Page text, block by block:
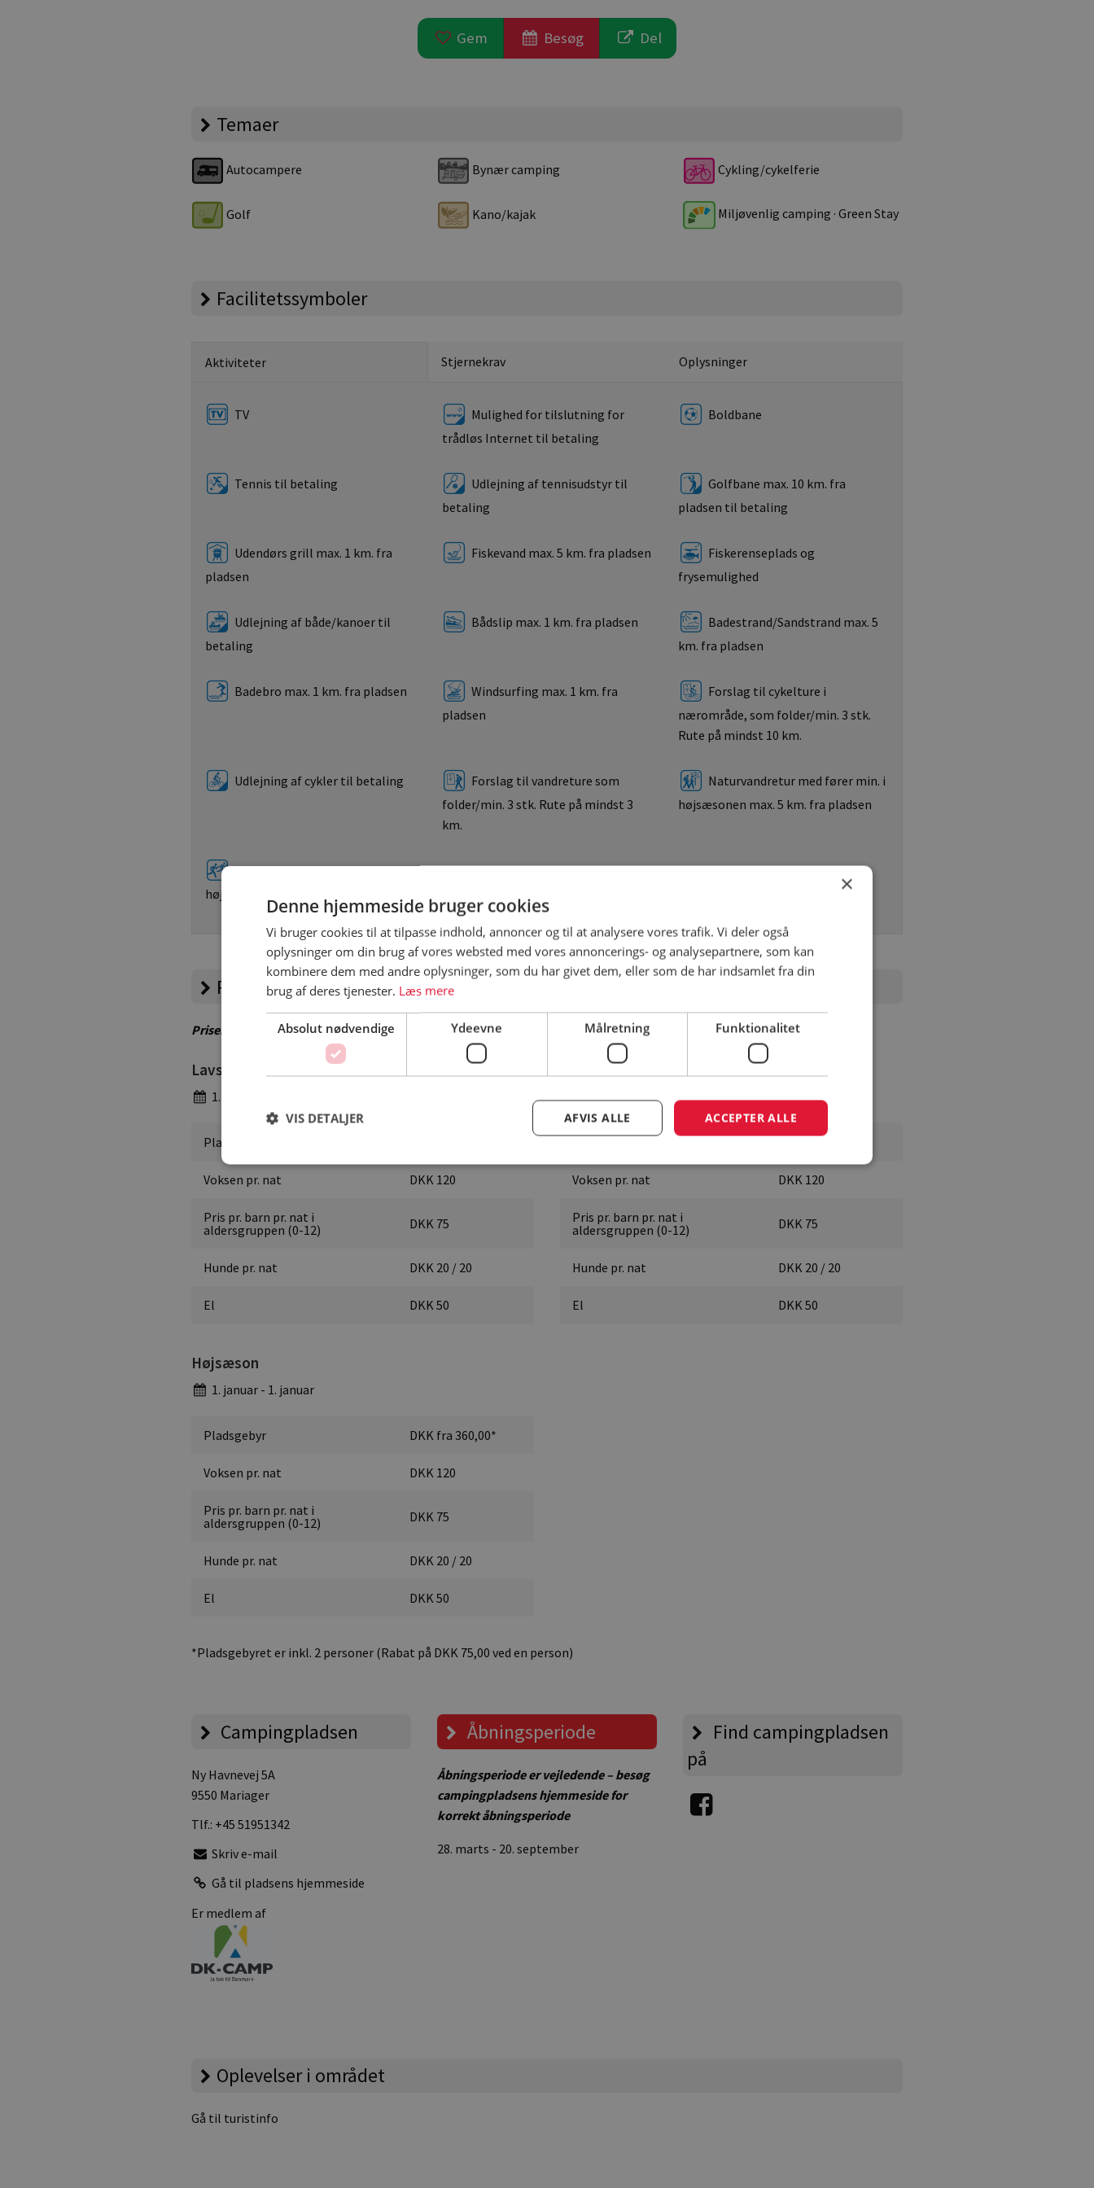
Gem Besøg Del
Temaer
Autocampere Bynær camping Cykling/cykelferie
Golf Kano/kajak Miljøvenlig camping · Green Stay
Facilitetssymboler
Aktiviteter Stjernekrav Oplysninger
TV
Mulighed for tilslutning for
trådløs Internet til betaling
Boldbane
Tennis til betaling
Udlejning af tennisudstyr til
betaling
Golfbane max. 10 km. fra
pladsen til betaling
Udendørs grill max. 1 km. fra
pladsen
Fiskevand max. 5 km. fra pladsen
Fiskerenseplads og
frysemulighed
Udlejning af både/kanoer til
betaling
Bådslip max. 1 km. fra pladsen
Badestrand/Sandstrand max. 5
km. fra pladsen
Badebro max. 1 km. fra pladsen
Windsurfing max. 1 km. fra
pladsen
Forslag til cykelture i
nærområde, som folder/min. 3 stk.
Rute på mindst 10 km.
Udlejning af cykler til betaling
Forslag til vandreture som
folder/min. 3 stk. Rute på mindst 3
km.
Naturvandretur med fører min. i
højsæsonen max. 5 km. fra pladsen
Motionsture med fører min. i
højsæsonen max. 5 km. fra pladsen
Priser
Priser er vejledende – besøg campingpladsens hjemmeside for korrekte priser
Lavsæson
1. januar - 1. januar
Pladsgebyr
Voksen pr. nat DKK 120
Pris pr. barn pr. nat i
aldersgruppen (0-12)
DKK 75
Hunde pr. nat DKK 20 / 20
El DKK 50
Mellemsæson
1. januar - 1. januar
Pladsgebyr DKK Fra 315,00*
Voksen pr. nat DKK 120
Pris pr. barn pr. nat i
aldersgruppen (0-12)
DKK 75
Hunde pr. nat DKK 20 / 20
El DKK 50
Højsæson
1. januar - 1. januar
Pladsgebyr DKK fra 360,00*
Voksen pr. nat DKK 120
Pris pr. barn pr. nat i
aldersgruppen (0-12)
DKK 75
Hunde pr. nat DKK 20 / 20
El DKK 50
*Pladsgebyret er inkl. 2 personer (Rabat på DKK 75,00 ved en person)
Campingpladsen
Ny Havnevej 5A
9550 Mariager
Tlf.: +45 51951342
Skriv e-mail
Gå til pladsens hjemmeside
Er medlem af
Åbningsperiode
Åbningsperiode er vejledende – besøg
campingpladsens hjemmeside for
korrekt åbningsperiode
28. marts - 20. september
Find campingpladsen
på
Oplevelser i området
Gå til turistinfo
×
Denne hjemmeside bruger cookies
Vi bruger cookies til at tilpasse indhold, annoncer og til at analysere vores trafik. Vi deler også
oplysninger om din brug af vores websted med vores annoncerings- og analysepartnere, som kan
kombinere dem med andre oplysninger, som du har givet dem, eller som de har indsamlet fra din
brug af deres tjenester. Læs mere
Absolut nødvendige Ydeevne Målretning Funktionalitet
ACCEPTER ALLE
AFVIS ALLE
VIS DETALJER